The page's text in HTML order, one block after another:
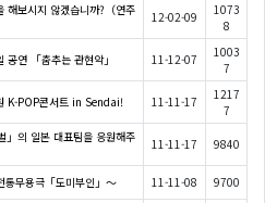
해보시지 않겠습니까?（연주
12-02-09
1073
8
공연 「춤추는 관현악」 11-12-07
1003
7
K-POP콘서트 in Sendai! 11-11-17
1217
7
」의 일본 대표팀을 응원해주
11-11-17 9840
통무용극「도미부인」～ 11-11-08 9700